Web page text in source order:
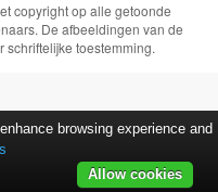
copyright op alle getoonde
De afbeeldingen van de
toestemming.
browsing experience and
Allow cookies